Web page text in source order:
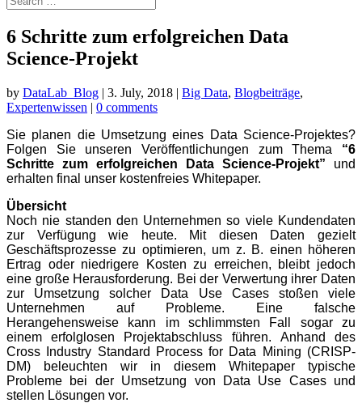
6 Schritte zum erfolgreichen Data
Science-Projekt
by DataLab_Blog | 3. July, 2018 | Big Data, Blogbeiträge,
Expertenwissen | 0 comments
Sie planen die Umsetzung eines Data Science-Projektes?
Folgen Sie unseren Veröffentlichungen zum Thema “6
Schritte zum erfolgreichen Data Science-Projekt” und
erhalten final unser kostenfreies Whitepaper.
Übersicht
Noch nie standen den Unternehmen so viele Kundendaten
zur Verfügung wie heute. Mit diesen Daten gezielt
Geschäftsprozesse zu optimieren, um z. B. einen höheren
Ertrag oder niedrigere Kosten zu erreichen, bleibt jedoch
eine große Herausforderung. Bei der Verwertung ihrer Daten
zur Umsetzung solcher Data Use Cases stoßen viele
Unternehmen auf Probleme. Eine falsche
Herangehensweise kann im schlimmsten Fall sogar zu
einem erfolglosen Projektabschluss führen. Anhand des
Cross Industry Standard Process for Data Mining (CRISP-
DM) beleuchten wir in diesem Whitepaper typische
Probleme bei der Umsetzung von Data Use Cases und
stellen Lösungen vor.